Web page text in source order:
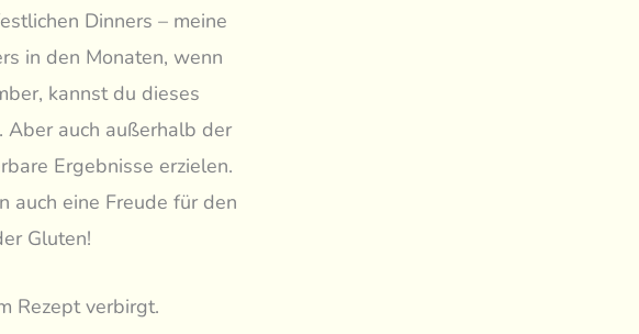
Dinners – meine
in den Monaten, wenn
kannst du dieses
Aber auch außerhalb der
Ergebnisse erzielen.
auch eine Freude für den
Gluten!
Rezept verbirgt.